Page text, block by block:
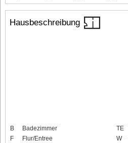
Hausbeschreibung
B
Badezimmer
F
Flur/Entree
TE
W